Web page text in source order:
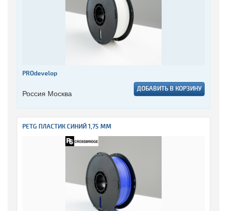
PROdevelop
Россия Москва ДОБАВИТЬ В КОРЗИНУ
PETG ПЛАСТИК СИНИЙ 1,75 ММ